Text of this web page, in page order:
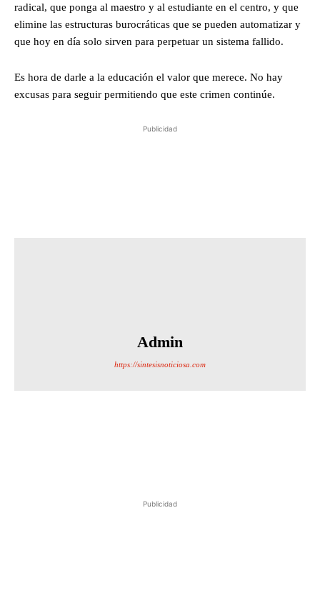
radical, que ponga al maestro y al estudiante en el centro, y que
elimine las estructuras burocráticas que se pueden automatizar y
que hoy en día solo sirven para perpetuar un sistema fallido.
Es hora de darle a la educación el valor que merece. No hay
excusas para seguir permitiendo que este crimen continúe.
Publicidad
Admin
https://sintesisnoticiosa.com
Publicidad